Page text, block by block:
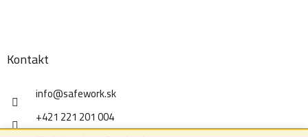
Kontakt
info@safework.sk
+421 221 201 004